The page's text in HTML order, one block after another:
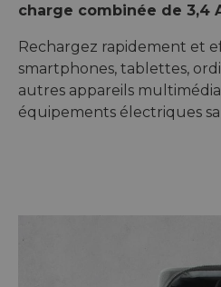
charge combinée de 3,4
Rechargez rapidement et
smartphones, tablettes,
autres appareils
équipements électriques